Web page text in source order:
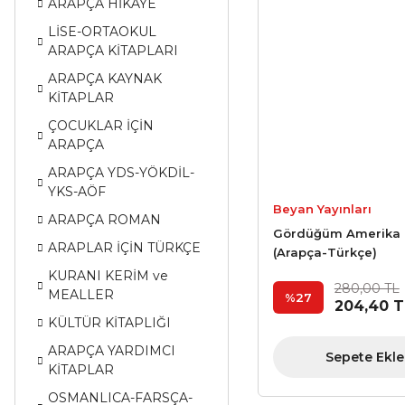
ARAPÇA HİKAYE
LİSE-ORTAOKUL
ARAPÇA KİTAPLARI
ARAPÇA KAYNAK
KİTAPLAR
ÇOCUKLAR İÇİN
ARAPÇA
ARAPÇA YDS-YÖKDİL-
YKS-AÖF
ARAPÇA ROMAN
ARAPLAR İÇİN TÜRKÇE
KURANI KERİM ve
MEALLER
KÜLTÜR KİTAPLIĞI
ARAPÇA YARDIMCI
KİTAPLAR
OSMANLICA-FARSÇA-
Beyan Yayınları
Gördüğüm Amerika
(Arapça-Türkçe)
%27
280,00 TL
204,40
Sepete Ekle